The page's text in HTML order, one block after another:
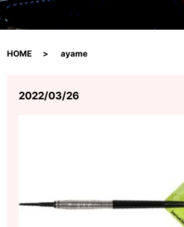
HOME ayame
2022/03/26